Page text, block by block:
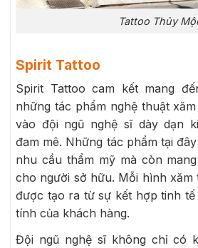
Tattoo Thủy
Spirit Tattoo
Spirit Tattoo cam kết mang
những tác phẩm nghệ thuật
vào đội ngũ nghệ sĩ dày dạn
đam mê. Những tác phẩm tại
nhu cầu thẩm mỹ mà còn
cho người sở hữu. Mỗi hình xăm
được tạo ra từ sự kết hợp tinh
tính của khách hàng.
Đội ngũ nghệ sĩ không chỉ có